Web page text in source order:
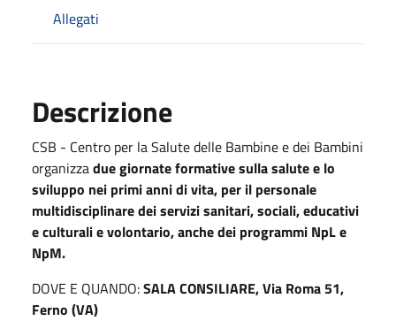
Allegati
Descrizione
CSB - Centro per la Salute delle Bambine e dei Bambini
organizzadue giornate formativesullasalute e lo
sviluppo nei primi anni di vita, per il personale
multidisciplinare dei servizi sanitari, sociali, educativi
e culturali e volontario, anche dei programmi NpL e
NpM.
DOVE E QUANDO:SALA CONSILIARE, Via Roma 51,
Ferno (VA)